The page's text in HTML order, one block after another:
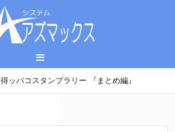
得ッパコスタンプラリー 『まとめ編』